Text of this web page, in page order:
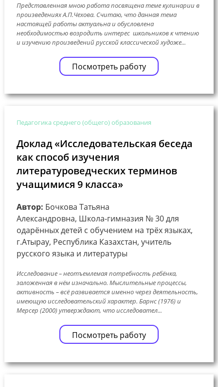
Представленная мною работа посвящена теме кулинарии в
произведениях А.П.Чехова. Считаю, что данная тема
настоящей работы актуальна и обусловлена
необходимостью возродить интерес школьников к чтению
и изучению произведений русской классической художе...
Посмотреть работу
Педагогика среднего (общего) образования
Доклад «Исследовательская беседа
как способ изучения
литературоведческих терминов
учащимися 9 класса»
Автор: Бочкова Татьяна
Александровна, Школа-гимназия № 30 для
одарённых детей с обучением на трёх языках,
г.Атырау, Республика Казахстан, учитель
русского языка и литературы
Исследование – неотъемлемая потребность ребёнка,
заложенная в нём изначально. Мыслительные процессы,
активность – всё развивается именно через деятельность,
имеющую исследовательский характер. Барнс (1976) и
Мерсер (2000) утверждают, что исследовател...
Посмотреть работу